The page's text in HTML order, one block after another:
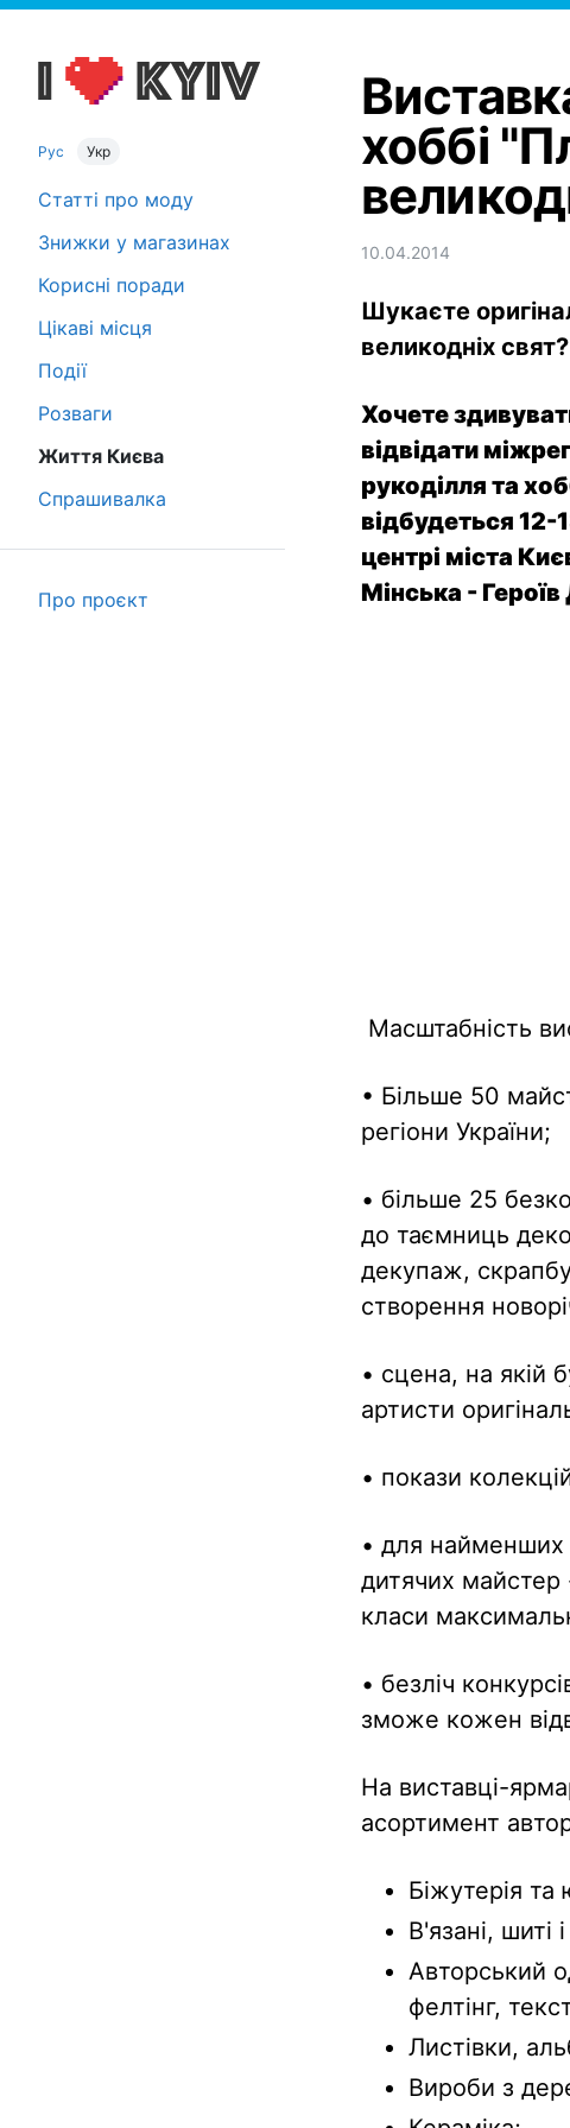
Рус Укр
Статті про моду
Знижки у магазинах
Корисні поради
Цікаві місця
Події
Розваги
Життя Києва
Спрашивалка
Про проєкт
хоббі
10.04.2014
Шукаєте
великодніх свят?
Хочете
відвідати
рукоділля та
відбудеться
центрі міста
Мінська - Героїв
Масштабність
• Більше 50
регіони України;
• більше 25
до таємниць
декупаж,
створення
• сцена, на якій
артисти
• покази
• для найменших
дитячих майстер
класи
• безліч
зможе кожен
На виставці-
асортимент
Біжутерія та
В'язані, шиті
Авторський
фелтінг,
Листівки,
Вироби з